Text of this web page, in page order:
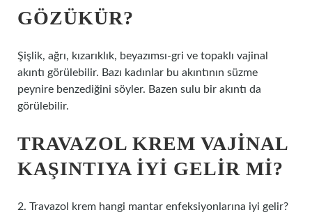
GÖZÜKÜR?
Şişlik, ağrı, kızarıklık, beyazımsı-gri ve topaklı vajinal
akıntı görülebilir. Bazı kadınlar bu akıntının süzme
peynire benzediğini söyler. Bazen sulu bir akıntı da
görülebilir.
TRAVAZOL KREM VAJINAL
KAŞINTIYA IYI GELIR MI?
2. Travazol krem ​​hangi mantar enfeksiyonlarına iyi gelir?